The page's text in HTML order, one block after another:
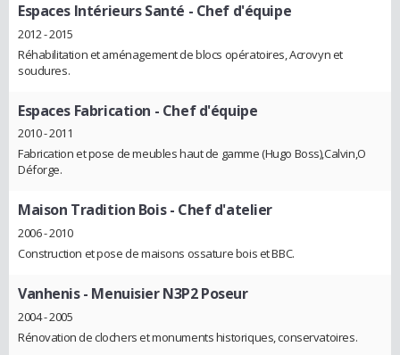
Espaces Intérieurs Santé - Chef d'équipe
2012 - 2015
Réhabilitation et aménagement de blocs opératoires, Acrovyn et
soudures.
Espaces Fabrication - Chef d'équipe
2010 - 2011
Fabrication et pose de meubles haut de gamme (Hugo Boss),Calvin,O
Déforge.
Maison Tradition Bois- Chef d'atelier
2006 - 2010
Construction et pose de maisons ossature bois et BBC.
Vanhenis- Menuisier N3P2 Poseur
2004 - 2005
Rénovation de clochers et monuments historiques, conservatoires.